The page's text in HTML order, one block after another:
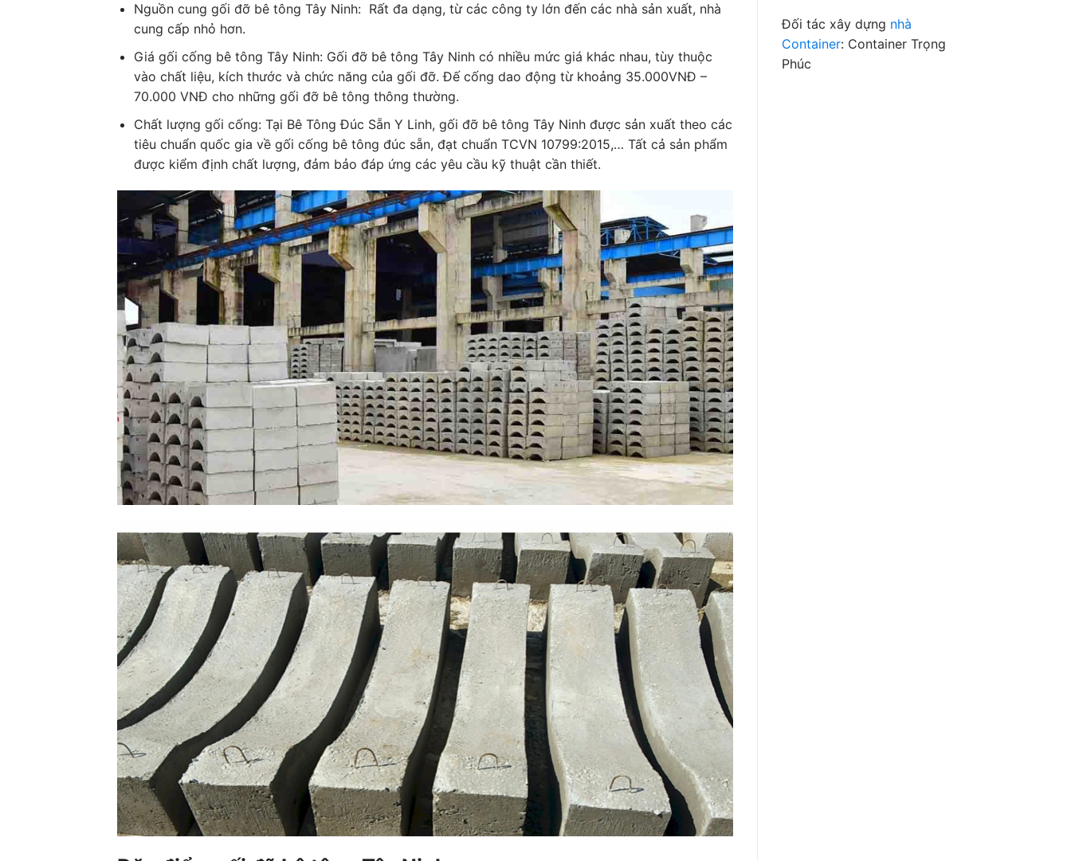
Nguồn cung gối đỡ bê tông Tây Ninh: Rất đa dạng, từ các công ty lớn đến các nhà sản xuất, nhà
cung cấp nhỏ hơn.
Giá gối cống bê tông Tây Ninh: Gối đỡ bê tông Tây Ninh có nhiều mức giá khác nhau, tùy thuộc
vào chất liệu, kích thước và chức năng của gối đỡ. Đế cống dao động từ khoảng 35.000VNĐ –
70.000 VNĐ cho những gối đỡ bê tông thông thường.
Chất lượng gối cống: Tại Bê Tông Đúc Sẵn Y Linh, gối đỡ bê tông Tây Ninh được sản xuất theo các
tiêu chuẩn quốc gia về gối cống bê tông đúc sẵn, đạt chuẩn TCVN 10799:2015,… Tất cả sản phẩm
được kiểm định chất lượng, đảm bảo đáp ứng các yêu cầu kỹ thuật cần thiết.
Đối tác xây dựng nhà
Container: Container Trọng
Phúc